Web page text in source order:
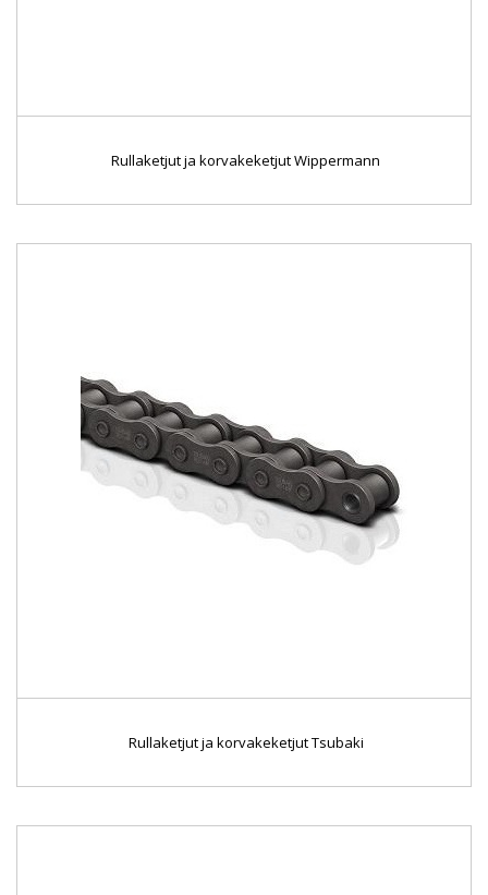
Rullaketjut ja korvakeketjut Wippermann
Rullaketjut ja korvakeketjut Tsubaki